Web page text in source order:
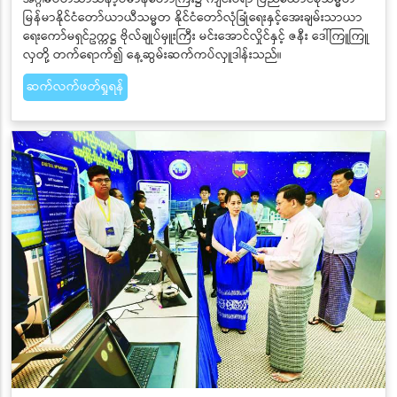
မြန်မာနိုင်ငံတော်ယာယီသမ္မတ နိုင်ငံတော်လုံခြုံရေးနှင့်အေးချမ်းသာယာ
ရေးကော်မရှင်ဥက္ကဋ္ဌ ဗိုလ်ချုပ်မှူးကြီး မင်းအောင်လှိုင်နှင့် ဇနီး ဒေါ်ကြူကြူ
လှတို့ တက်ရောက်၍ နေ့ဆွမ်းဆက်ကပ်လှူဒါန်းသည်။
ဆက်လက်ဖတ်ရှုရန်